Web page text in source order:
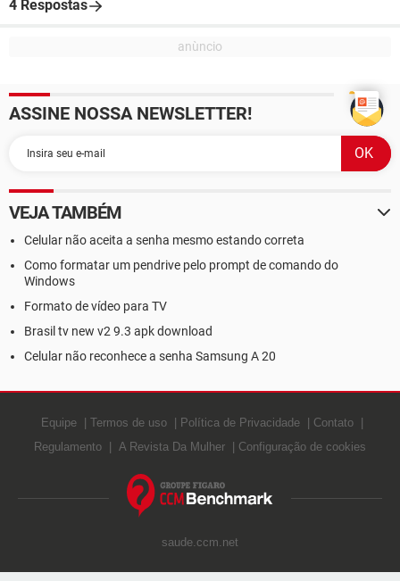
4 Respostas
ASSINE NOSSA NEWSLETTER!
VEJA TAMBÉM
Celular não aceita a senha mesmo estando correta
Como formatar um pendrive pelo prompt de comando do
Windows
Formato de vídeo para TV
Brasil tv new v2 9.3 apk download
Celular não reconhece a senha Samsung A 20
Equipe Termos de uso Política de Privacidade
Contato
Regulamento
A Revista Da Mulher Configuração de cookies
saude.ccm.net